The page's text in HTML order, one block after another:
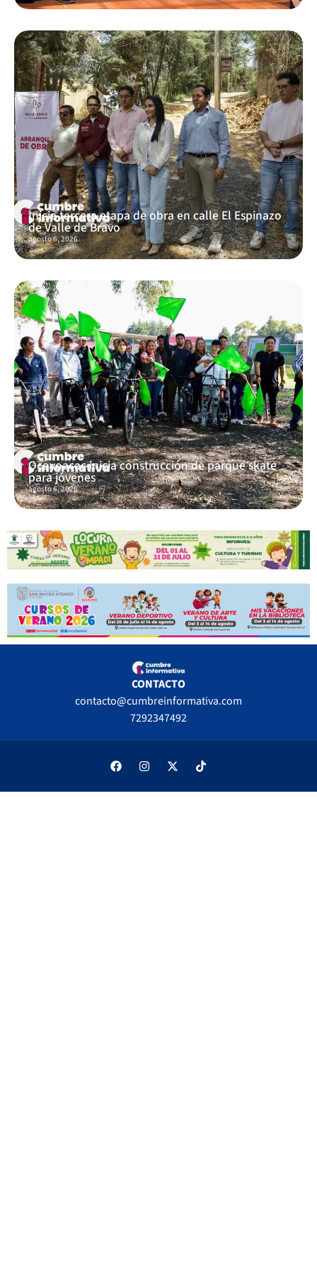
Inicia tercera etapa de obra en calle El Espinazo
de Valle de Bravo
agosto 6, 2026
Ocoyoacac inicia construcción de parque skate
para jóvenes
agosto 6, 2026
CONTACTO
contacto@cumbreinformativa.com
7292347492